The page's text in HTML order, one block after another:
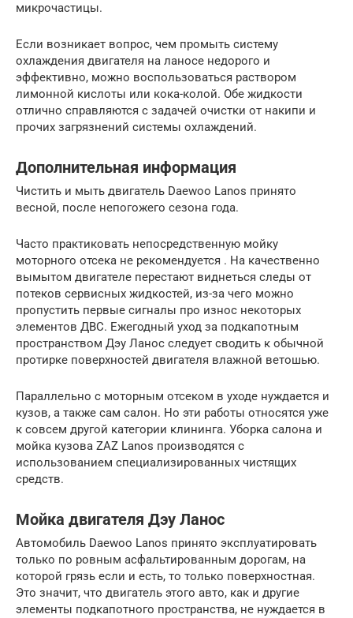
микрочастицы.
Если возникает вопрос, чем промыть систему
охлаждения двигателя на ланосе недорого и
эффективно, можно воспользоваться раствором
лимонной кислоты или кока-колой. Обе жидкости
отлично справляются с задачей очистки от накипи и
прочих загрязнений системы охлаждений.
Дополнительная информация
Чистить и мыть двигатель Daewoo Lanos принято
весной, после непогожего сезона года.
Часто практиковать непосредственную мойку
моторного отсека не рекомендуется . На качественно
вымытом двигателе перестают виднеться следы от
потеков сервисных жидкостей, из-за чего можно
пропустить первые сигналы про износ некоторых
элементов ДВС. Ежегодный уход за подкапотным
пространством Дэу Ланос следует сводить к обычной
протирке поверхностей двигателя влажной ветошью.
Параллельно с моторным отсеком в уходе нуждается и
кузов, а также сам салон. Но эти работы относятся уже
к совсем другой категории клининга. Уборка салона и
мойка кузова ZAZ Lanos производятся с
использованием специализированных чистящих
средств.
Мойка двигателя Дэу Ланос
Автомобиль Daewoo Lanos принято эксплуатировать
только по ровным асфальтированным дорогам, на
которой грязь если и есть, то только поверхностная.
Это значит, что двигатель этого авто, как и другие
элементы подкапотного пространства, не нуждается в